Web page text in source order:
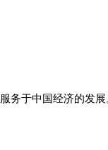
务于中国经济的发展